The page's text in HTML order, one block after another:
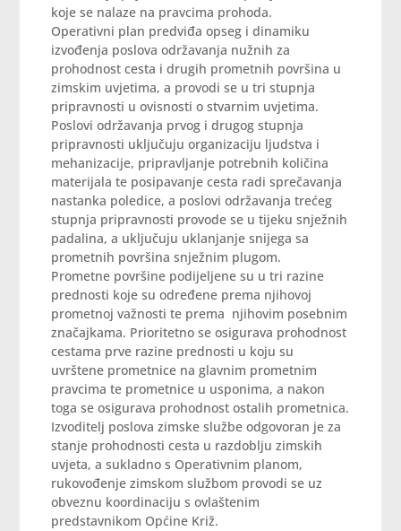
koje se nalaze na pravcima prohoda.
Operativni plan predviđa opseg i dinamiku
izvođenja poslova održavanja nužnih za
prohodnost cesta i drugih prometnih površina u
zimskim uvjetima, a provodi se u tri stupnja
pripravnosti u ovisnosti o stvarnim uvjetima.
Poslovi održavanja prvog i drugog stupnja
pripravnosti uključuju organizaciju ljudstva i
mehanizacije, pripravljanje potrebnih količina
materijala te posipavanje cesta radi sprečavanja
nastanka poledice, a poslovi održavanja trećeg
stupnja pripravnosti provode se u tijeku snježnih
padalina, a uključuju uklanjanje snijega sa
prometnih površina snježnim plugom.
Prometne površine podijeljene su u tri razine
prednosti koje su određene prema njihovoj
prometnoj važnosti te prema njihovim posebnim
značajkama. Prioritetno se osigurava prohodnost
cestama prve razine prednosti u koju su
uvrštene prometnice na glavnim prometnim
pravcima te prometnice u usponima, a nakon
toga se osigurava prohodnost ostalih prometnica.
Izvoditelj poslova zimske službe odgovoran je za
stanje prohodnosti cesta u razdoblju zimskih
uvjeta, a sukladno s Operativnim planom,
rukovođenje zimskom službom provodi se uz
obveznu koordinaciju s ovlaštenim
predstavnikom Općine Križ.